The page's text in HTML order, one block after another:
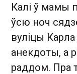
Калі ў мамы
ўсю ноч
вуліцы
анекдоты, а
раддом. Пра